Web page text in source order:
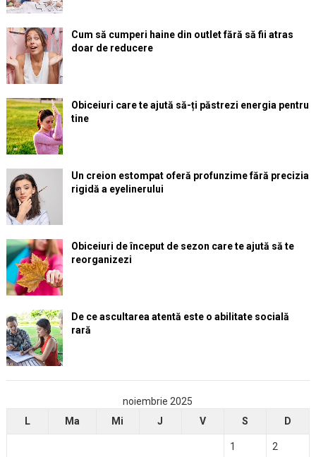
Cum să cumperi haine din outlet fără să fii atras
doar de reducere
Obiceiuri care te ajută să-ți păstrezi energia pentru
tine
Un creion estompat oferă profunzime fără precizia
rigidă a eyelinerului
Obiceiuri de început de sezon care te ajută să te
reorganizezi
De ce ascultarea atentă este o abilitate socială
rară
noiembrie 2025
L
Ma Mi J V S D
1 2